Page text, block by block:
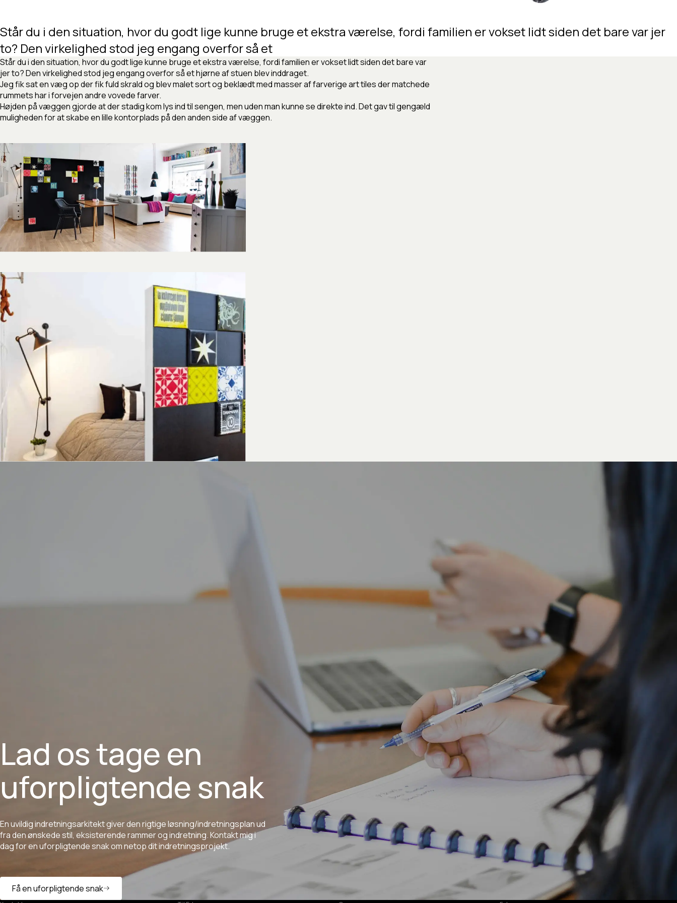
Stårdu i densituation, hvordu godt lige kunne bruge etekstraværelse, fordi familien ervokset lidtsiden det barevar jer
to? Denvirkelighed stod jeg engang overforså et
Står du i den situation, hvor du godt lige kunne bruge et ekstra værelse, fordi familien er vokset lidt siden det bare var
jer to? Den virkelighed stod jeg engang overfor så et hjørne af stuen blev inddraget.
Jeg fik sat en væg op der fik fuld skrald og blev malet sort og beklædt med masser af farverige art tiles der matchede
rummets har i forvejen andre vovede farver.
Højden på væggen gjorde at der stadig kom lys ind til sengen, men uden man kunne se direkte ind. Det gav til gengæld
muligheden for at skabe en lille kontorplads på den anden side af væggen.
Lad os tage en
uforpligtende snak
Enuvildigindretningsarkitektgiverdenrigtigeløsning/indretningsplanud
fradenønskedestil, eksisterenderammerogindretning.Kontaktmigi
dagforenuforpligtendesnakomnetopditindretningsprojekt.
Få en uforpligtende snak